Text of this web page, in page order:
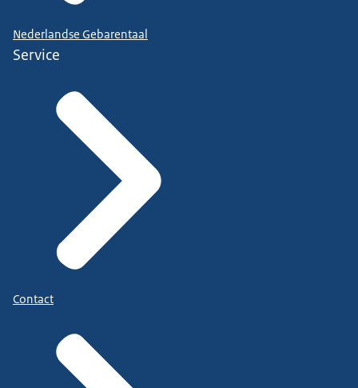
Nederlandse Gebarentaal
Service
Contact